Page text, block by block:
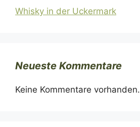
Whisky in der Uckermark
Neueste Kommentare
Keine Kommentare vorhanden.